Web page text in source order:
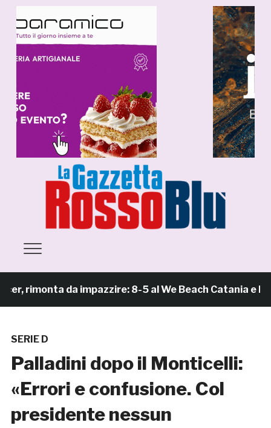
rimonta da impazzire: 8-5 al We Beach Catania e
SERIE D
Palladini dopo il Monticelli:
«Errori e confusione. Col
presidente nessun